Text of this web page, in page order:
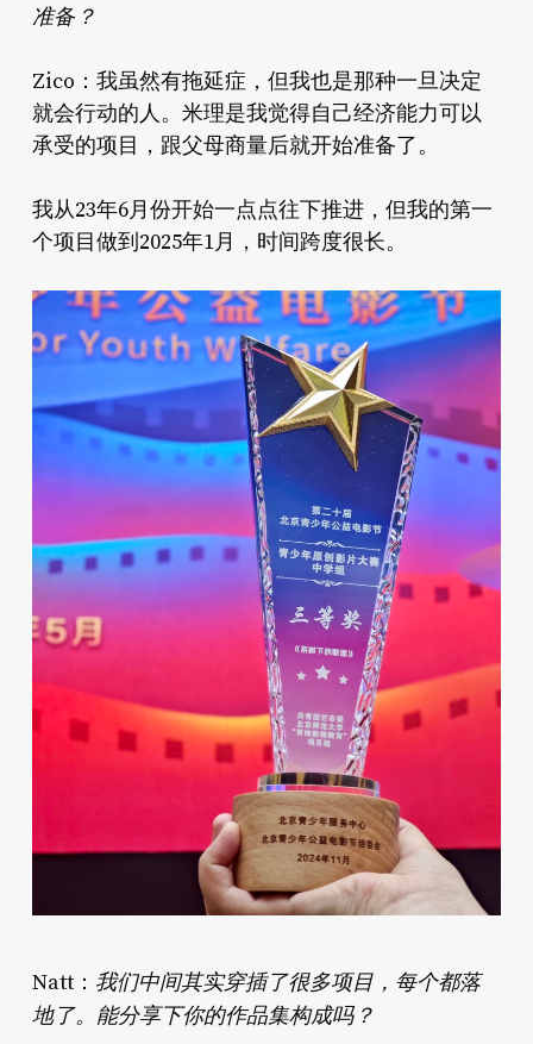
准备？
Zico：我虽然有拖延症，但我也是那种一旦决定
就会行动的人。米理是我觉得自己经济能力可以
承受的项目，跟父母商量后就开始准备了。
我从23年6月份开始一点点往下推进，但我的第一
个项目做到2025年1月，时间跨度很长。
Natt： 我们中间其实穿插了很多项目，每个都落
地了。能分享下你的作品集构成吗？